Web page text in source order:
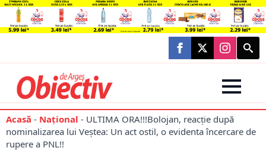
Search
for:
Acasă - Național - ULTIMA ORA!!!Bolojan, reacție după
nominalizarea lui Veștea: Un act ostil, o evidenta încercare de
rupere a PNL!!